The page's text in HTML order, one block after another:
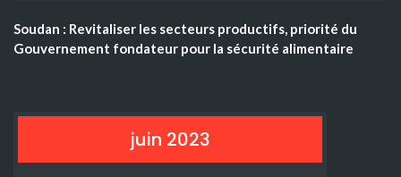
Soudan : Revitaliser les secteurs productifs, priorité du
Gouvernement fondateur pour la sécurité alimentaire
juin 2023